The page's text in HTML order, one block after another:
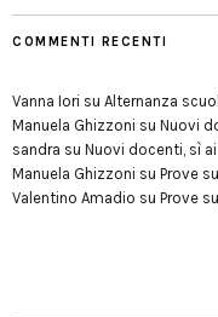
COMMENTI RECENTI
Vanna Iori su Alternanza
Manuela Ghizzoni su Nuovi
sandra su Nuovi docenti, sì
Manuela Ghizzoni su Prove
Valentino Amadio su Prove